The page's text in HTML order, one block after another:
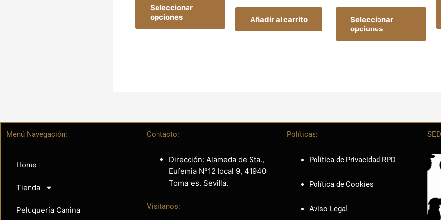
Seleccionar
opciones
producto
Añadir al carrito
Seleccionar
opciones
Menú Navegación:
Home
Tienda
Peluquería Canina
Contacto:
Dirección: Alameda de Sta.,
Eufemia Nº12 local 9, 41940
Tomares. Sevilla.
Visitanos:
Políticas:
Política de Privacidad RPD
Política de Cookies
Aviso Legal